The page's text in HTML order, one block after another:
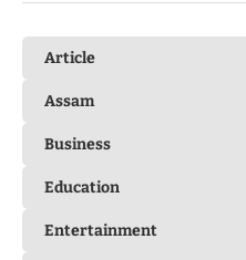
Article
Assam
Business
Education
Entertainment